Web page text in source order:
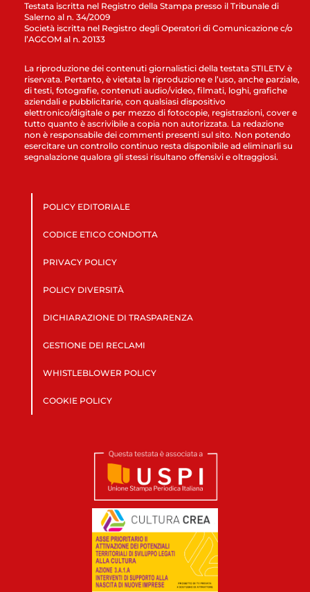
Testata iscritta nel Registro della Stampa presso il Tribunale di
Salerno al n. 34/2009
Società iscritta nel Registro degli Operatori di Comunicazione c/o
l’AGCOM al n. 20133
La riproduzione dei contenuti giornalistici della testata STILETV è
riservata. Pertanto, è vietata la riproduzione e l’uso, anche parziale,
di testi, fotografie, contenuti audio/video, filmati, loghi, grafiche
aziendali e pubblicitarie, con qualsiasi dispositivo
elettronico/digitale o per mezzo di fotocopie, registrazioni, cover e
tutto quanto è ascrivibile a copia non autorizzata. La redazione
non è responsabile dei commenti presenti sul sito. Non potendo
esercitare un controllo continuo resta disponibile ad eliminarli su
segnalazione qualora gli stessi risultano offensivi e oltraggiosi.
POLICY EDITORIALE
CODICE ETICO CONDOTTA
PRIVACY POLICY
POLICY DIVERSITÀ
DICHIARAZIONE DI TRASPARENZA
GESTIONE DEI RECLAMI
WHISTLEBLOWER POLICY
COOKIE POLICY